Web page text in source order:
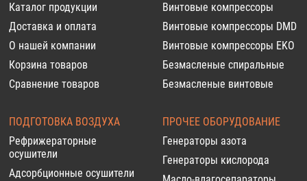
Каталог продукции
Доставка и оплата
О нашей компании
Корзина товаров
Сравнение товаров
Винтовые компрессоры
Винтовые компрессоры DMD
Винтовые компрессоры EKO
Безмасленые спиральные
Безмасленые винтовые
ПОДГОТОВКА ВОЗДУХА
Рефрижераторные
осушители
Адсорбционные осушители
ПРОЧЕЕ ОБОРУДОВАНИЕ
Генераторы азота
Генераторы кислорода